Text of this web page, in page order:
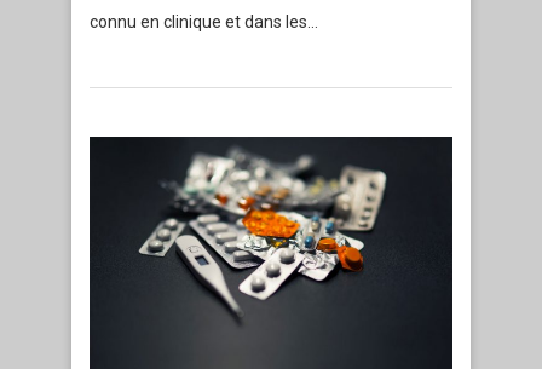
connu en clinique et dans les…